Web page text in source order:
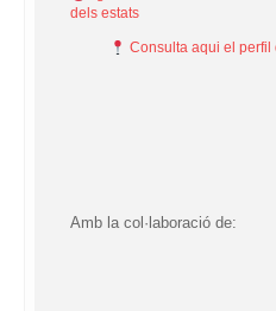
dels estats
Consulta aqui el perfil
Amb la col·laboració de: